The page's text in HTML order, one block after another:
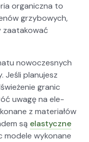
organ­icz­na to
grzy­bowych,
zaatakować
nowoczes­nych
Jeśli planu­jesz
granic
uwagę na ele­
z mate­ri­ałów
są elasty­czne
mod­ele wyko­nane